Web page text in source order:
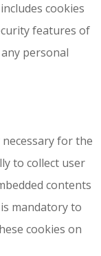
cookies
features of
personal
for the
to collect user
contents
mandatory to
cookies on